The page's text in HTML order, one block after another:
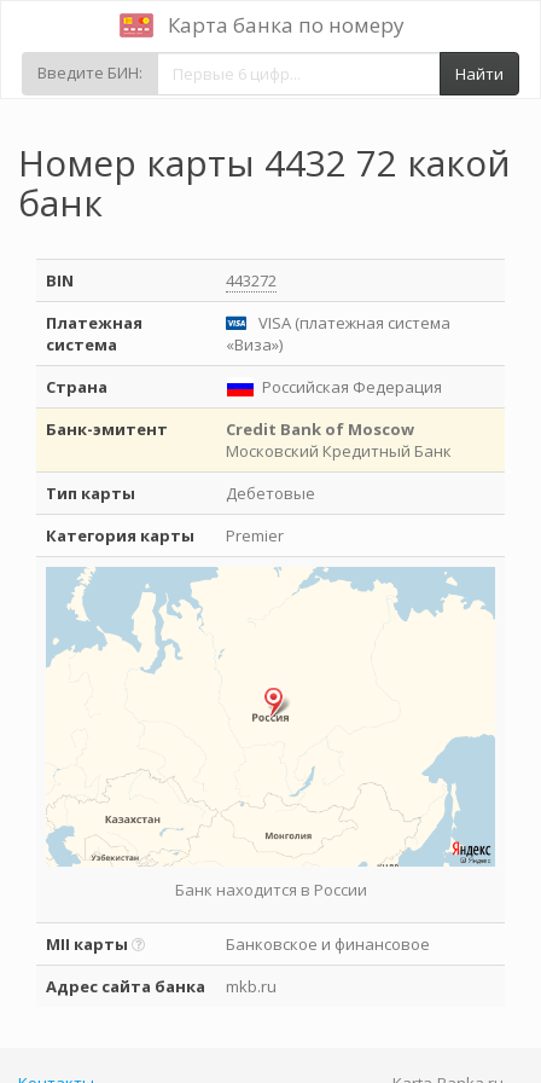
Карта банка по номеру
Введите БИН: Найти
Номер карты 4432 72 какой
банк
BIN
443272
Платежная
система
VISA (платежная система
«Виза»)
Страна
Российская Федерация
Банк-эмитент
Credit Bank of Moscow
Московский Кредитный Банк
Тип карты
Дебетовые
Категория карты
Premier
Банк находится в России
MII карты
Банковское и финансовое
Адрес сайта банка
mkb.ru